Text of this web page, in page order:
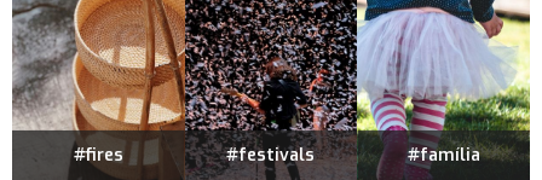
#fires #festivals #família